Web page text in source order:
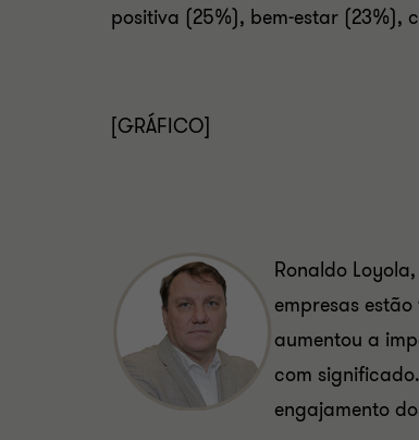
positiva (25%), bem-estar (23%),
[GRÁFICO]
Ronaldo
empresas
aumentou a
com
engajamento